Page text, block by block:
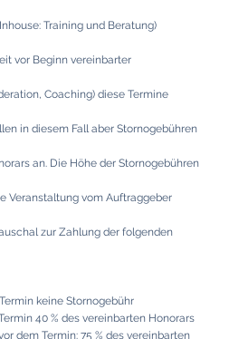
Training und Beratung)
vor Beginn vereinbarter
Coaching) diese Termine
in diesem Fall aber Stornogebühren
an. Die Höhe der Stornogebühren
Veranstaltung vom Auftraggeber
zur Zahlung der folgenden
keine Stornogebühr
40 % des vereinbarten Honorars
dem Termin: 75 % des vereinbarten